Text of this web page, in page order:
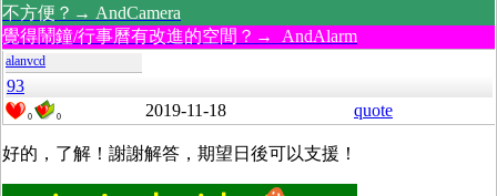
不方便？→ AndCamera
覺得鬧鐘/行事曆有改進的空間？→ AndAlarm
alanvcd
93
0 0 2019-11-18 quote
好的，了解！謝謝解答，期望日後可以支援！